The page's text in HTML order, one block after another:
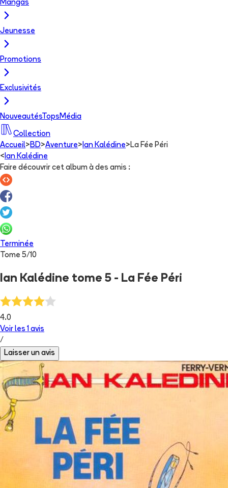
Mangas
Jeunesse
Promotions
Exclusivités
NouveautésTops Média
Collection
Accueil> BD>Aventure> Ian Kalédine> La Fée Péri
< Ian Kalédine
Faire découvrir cet album à des amis :
Terminée
Tome 5/10
Ian Kalédine tome 5 - La Fée Péri
4.0
Voir les 1 avis
/
Laisser un avis